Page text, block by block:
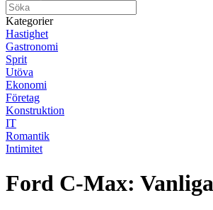
Kategorier
Hastighet
Gastronomi
Sprit
Utöva
Ekonomi
Företag
Konstruktion
IT
Romantik
Intimitet
Ford C-Max: